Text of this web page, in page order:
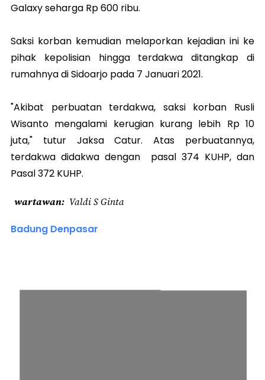
Galaxy seharga Rp 600 ribu.
Saksi korban kemudian melaporkan kejadian ini ke
pihak kepolisian hingga terdakwa ditangkap di
rumahnya di Sidoarjo pada 7 Januari 2021.
"Akibat perbuatan terdakwa, saksi korban Rusli
Wisanto mengalami kerugian kurang lebih Rp 10
juta," tutur Jaksa Catur. Atas perbuatannya,
terdakwa didakwa dengan pasal 374 KUHP, dan
Pasal 372 KUHP.
wartawan Valdi S Ginta
Badung Denpasar